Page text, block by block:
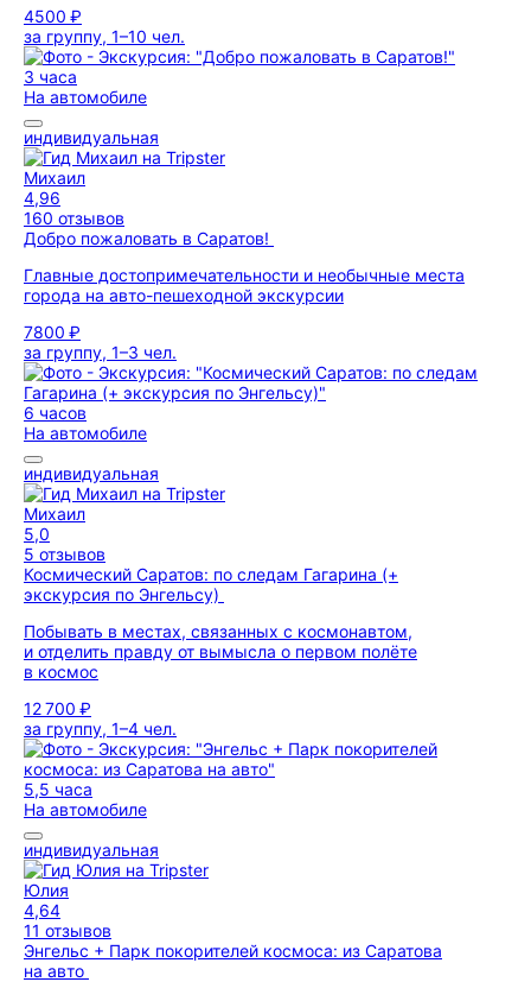
4500 ₽
за группу, 1–10 чел.
3 часа
На автомобиле
индивидуальная
Михаил
4,96
160 отзывов
Добро пожаловать в Саратов!
Главные достопримечательности и необычные места
города на авто-пешеходной экскурсии
7800 ₽
за группу, 1–3 чел.
6 часов
На автомобиле
индивидуальная
Михаил
5,0
5 отзывов
Космический Саратов: по следам Гагарина (+
экскурсия по Энгельсу)
Побывать в местах, связанных с космонавтом,
и отделить правду от вымысла о первом полёте
в космос
12 700 ₽
за группу, 1–4 чел.
5,5 часа
На автомобиле
индивидуальная
Юлия
4,64
11 отзывов
Энгельс + Парк покорителей космоса: из Саратова
на авто